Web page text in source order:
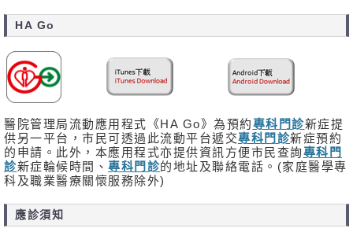
HA Go
醫院管理局流動應用程式《HA Go》為預約專科門診新症提
供另一平台，市民可透過此流動平台遞交專科門診新症預約
的申請。此外，本應用程式亦提供資訊方便市民查詢專科門
診新症輪候時間、 專科門診的地址及聯絡電話。(家庭醫學專
科及職業醫療關懷服務除外)
應診須知